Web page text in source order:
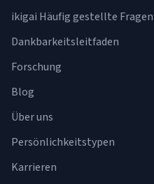
ikigai Häufig gestellte Fragen
Dankbarkeitsleitfaden
Forschung
Blog
Über uns
Persönlichkeitstypen
Karrieren